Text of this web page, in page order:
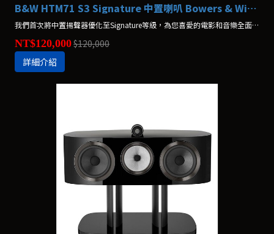
B&W HTM71 S3 Signature 中置喇叭 Bowers & Wilkins
我們首次將中置揚聲器優化至Signature等級，為您喜愛的電影和音樂全面打造出更細膩的音質表現。
NT$120,000$120,000
詳細介紹